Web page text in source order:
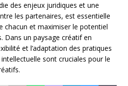
des enjeux juridiques et une
les partenaires, est essentielle
chacun et maximiser le potentiel
un paysage créatif en
et l’adaptation des pratiques
sont cruciales pour le